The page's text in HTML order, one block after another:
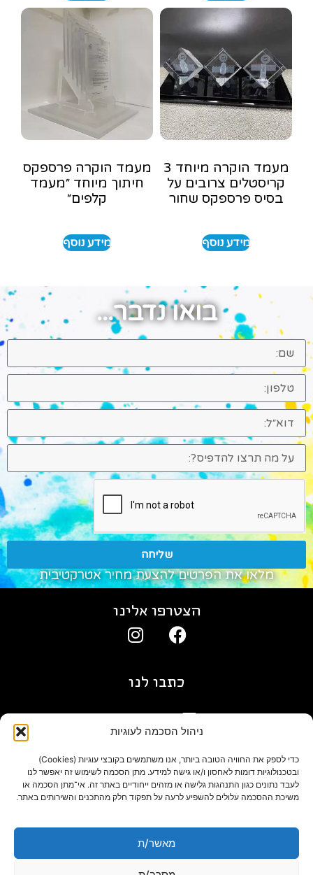
ניהול הסכמה לעוגיות
כדי לספק את החוויה הטובה ביותר, אנו משתמשים בקובצי עוגיות (Cookies)
ובטכנולוגיות דומות לאחסון ו/או גישה למידע. מתן הסכמה לשימוש זה יאפשר לנו
לעבד נתונים כגון התנהגות גלישה או מזהים ייחודיים באתר זה. אי־מתן הסכמה או
משיכת ההסכמה עלולים להשפיע לרעה על תפקוד חלק מהתכנים והשירותים באתר.
מאשר/ת
מעמד הוקרה מיוחד 3
קריסטלים צרובים על
בסיס פרספקס שחור
מידע נוסף
מעמד הוקרה פרספקס
חיתוך מיוחד ״מעמד
קלפים״
מידע נוסף
בואו נדבר...
שליחה
מלאו את הפרטים להצעת מחיר אטרקטיבית
פרטי התקשרות
09-7412718
כתבו לנו
gil@agn.co.il
הצטרפו אלינו